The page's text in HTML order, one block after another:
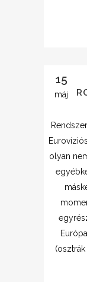
15
máj
olyan
(osztrák